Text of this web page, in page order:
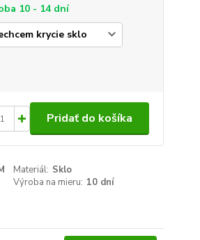
10 - 14 dní
Pridať do košíka
Materiál: Sklo
Výroba na mieru: 10 dní